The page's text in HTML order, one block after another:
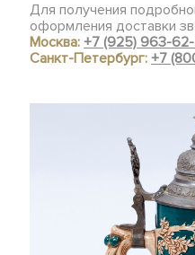
Для получения
оформления доставки
Москва:+7 (925) 963-62-
Санкт-Петербург:+7